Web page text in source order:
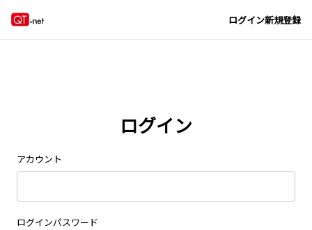
ログイン新規登録
ログイン
アカウント
ログインパスワード